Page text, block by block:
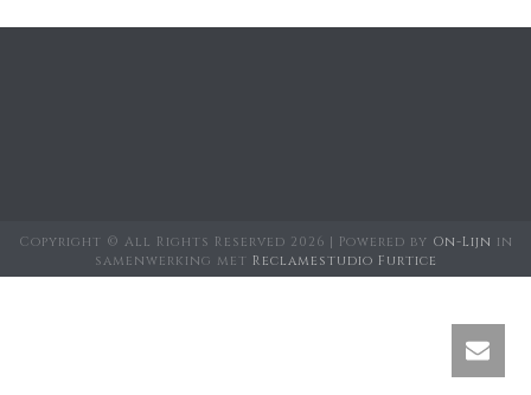
Copyright © All Rights Reserved 2026 | Powered by On-Lijn in
samenwerking met Reclamestudio Furtice